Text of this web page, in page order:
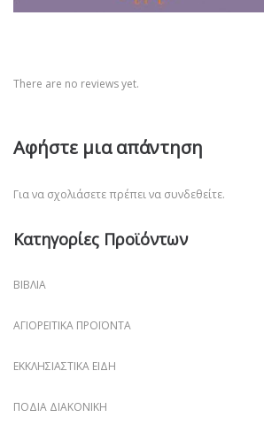
There are no reviews yet.
Αφήστε μια απάντηση
Για να σχολιάσετε πρέπει να συνδεθείτε.
Κατηγορίες Προϊόντων
ΒΙΒΛΊΑ
ΑΓΙΟΡΕΊΤΙΚΑ ΠΡΟΪΌΝΤΑ
ΕΚΚΛΗΣΙΑΣΤΙΚΆ ΕΊΔΗ
ΠΟΔΙΆ ΔΙΑΚΟΝΙΚΉ